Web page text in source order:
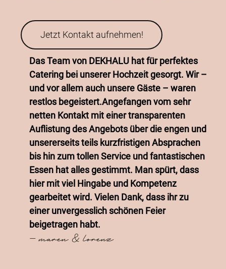
Jetzt Kontakt aufnehmen!
Das Team von DEKHALU hat für perfektes
Catering bei unserer Hochzeit gesorgt. Wir –
und vor allem auch unsere Gäste – waren
restlos begeistert.Angefangen vom sehr
netten Kontakt mit einer transparenten
Auflistung des Angebots über die engen und
unsererseits teils kurzfristigen Absprachen
bis hin zum tollen Service und fantastischen
Essen hat alles gestimmt. Man spürt, dass
hier mit viel Hingabe und Kompetenz
gearbeitet wird. Vielen Dank, dass ihr zu
einer unvergesslich schönen Feier
beigetragen habt.
— maren & lorenz